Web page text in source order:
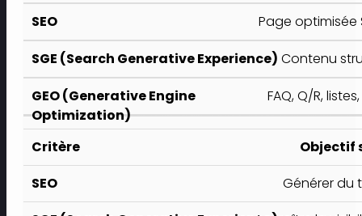
Page optimisée
Contenu
FAQ, Q/R,
Objectif
Générer du